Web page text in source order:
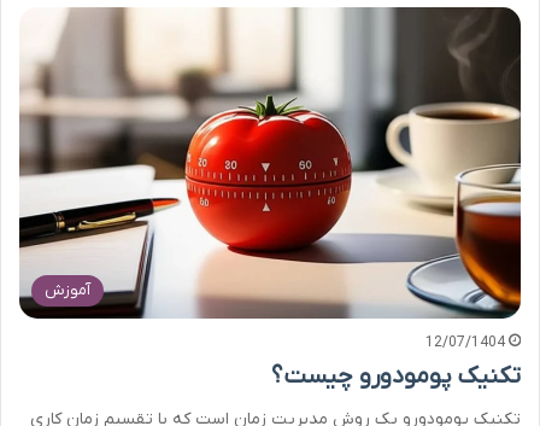
آموزش
12/07/1404
تکنیک پومودورو چیست؟
تکنیک پومودورو یک روش مدیریت زمان است که با تقسیم زمان کاری